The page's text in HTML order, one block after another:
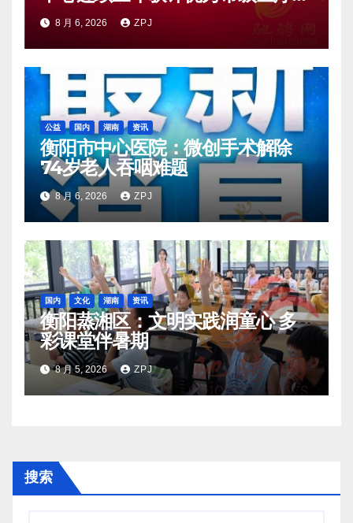
量控制中心
8 月 6, 2026 ZPJ
公益 国内 湖南 资讯
衡阳市中心医院：微创手术解除
74岁老人吞咽难题
8 月 6, 2026 ZPJ
国内 文化 湖南 资讯
衡阳蒸湘区：文明实践润童心 多
彩课堂伴暑期
8 月 5, 2026 ZPJ
搜索